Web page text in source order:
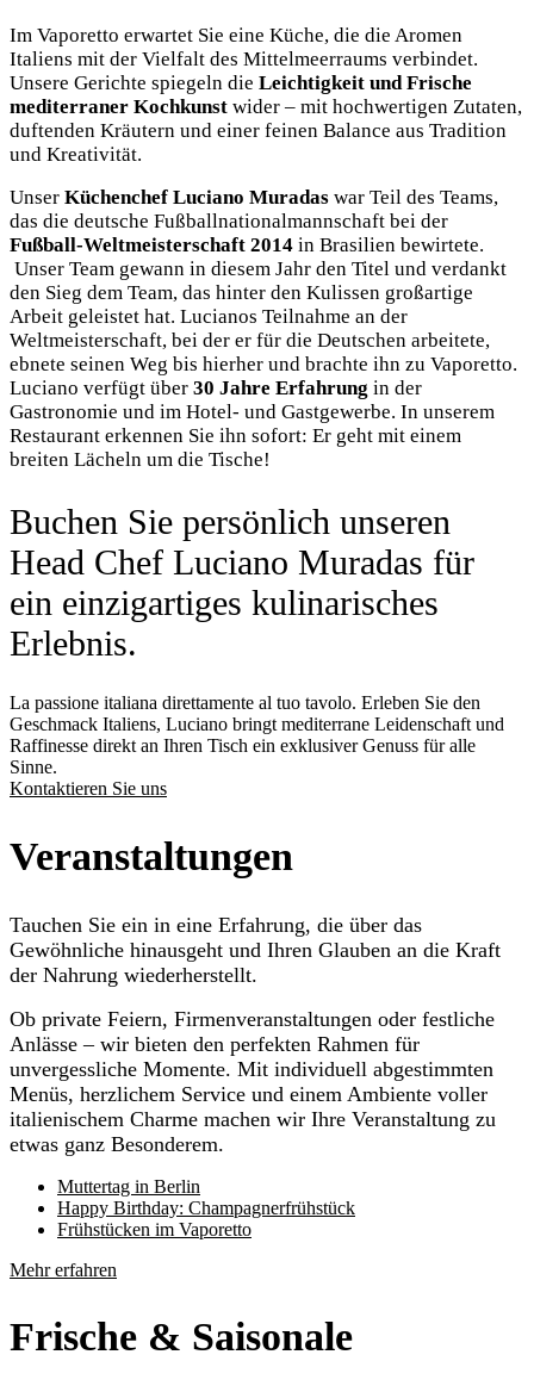
Im Vaporetto erwartet Sie eine Küche, die die Aromen
Italiens mit der Vielfalt des Mittelmeerraums verbindet.
Unsere Gerichte spiegeln die Leichtigkeit und Frische
mediterraner Kochkunst wider – mit hochwertigen Zutaten,
duftenden Kräutern und einer feinen Balance aus Tradition
und Kreativität.​
Unser Küchenchef Luciano Muradas war Teil des Teams,
das die deutsche Fußballnationalmannschaft bei der
Fußball-Weltmeisterschaft 2014 in Brasilien bewirtete.​
Unser Team gewann in diesem Jahr den Titel und verdankt
den Sieg dem Team, das hinter den Kulissen großartige
Arbeit geleistet hat.​ Lucianos Teilnahme an der
Weltmeisterschaft, bei der er für die Deutschen arbeitete,
ebnete seinen Weg bis hierher und brachte ihn zu Vaporetto.
Luciano verfügt über 30 Jahre Erfahrung in der
Gastronomie und im Hotel- und Gastgewerbe.​ In unserem
Restaurant erkennen Sie ihn sofort: Er geht mit einem
breiten Lächeln um die Tische!
Buchen Sie persönlich unseren
Head Chef Luciano Muradas für
ein einzigartiges kulinarisches
Erlebnis.
La passione italiana direttamente al tuo tavolo. Erleben Sie den
Geschmack Italiens, Luciano bringt mediterrane Leidenschaft und
Raffinesse direkt an Ihren Tisch ein exklusiver Genuss für alle
Sinne.
Kontaktieren Sie uns
Veranstaltungen
Tauchen Sie ein in eine Erfahrung, die über das
Gewöhnliche hinausgeht und Ihren Glauben an die Kraft
der Nahrung wiederherstellt.
Ob private Feiern, Firmenveranstaltungen oder festliche
Anlässe – wir bieten den perfekten Rahmen für
unvergessliche Momente. Mit individuell abgestimmten
Menüs, herzlichem Service und einem Ambiente voller
italienischem Charme machen wir Ihre Veranstaltung zu
etwas ganz Besonderem.
Muttertag in Berlin
Happy Birthday: Champagnerfrühstück
Frühstücken im Vaporetto
Mehr erfahren
Frische & Saisonale